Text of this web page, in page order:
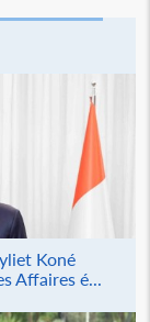
Koné
Affaires é...